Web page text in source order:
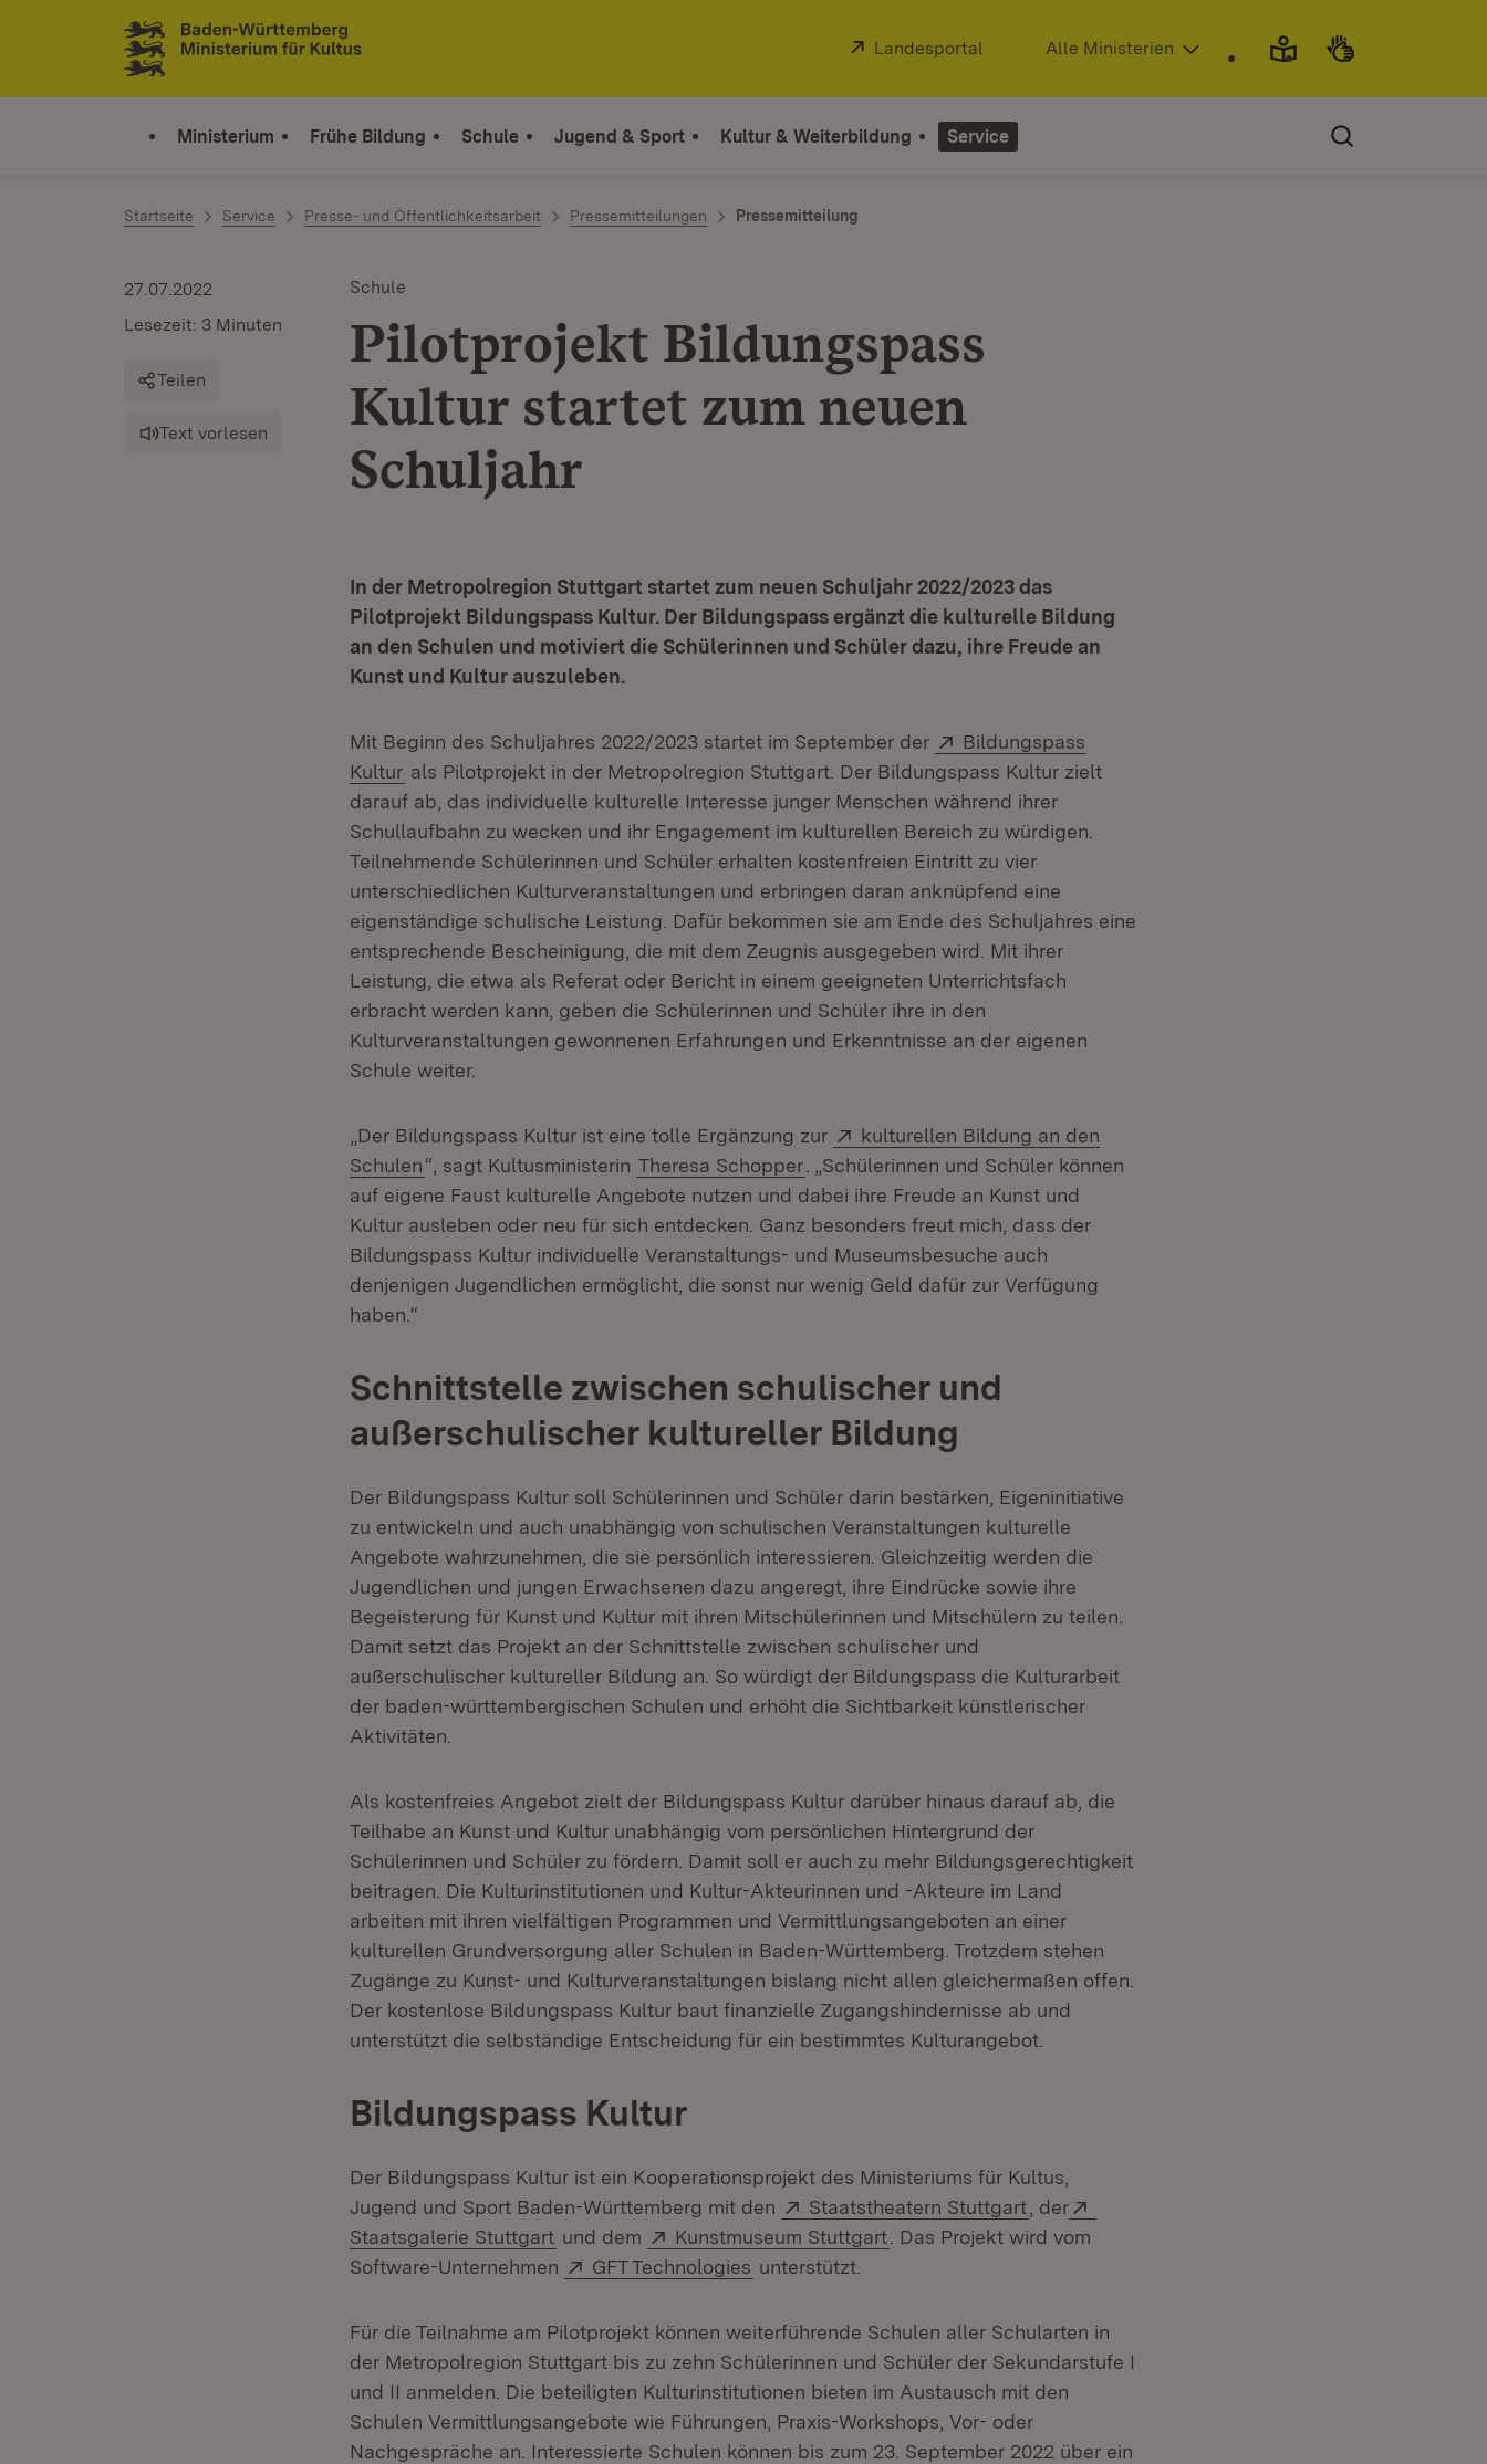
Zum Inhalt springen
Link zur Startseite
Extern:
Landesportal (Öffnet in neuem Fenster)
Alle Ministerien
Ministerium Frühe Bildung Schule Jugend & Sport Kultur & Weiterbildung Service
Startseite Service Presse- und Öffentlichkeitsarbeit Pressemitteilungen Pressemitteilung
Schule
Pilotprojekt Bildungspass
Kultur startet zum neuen
Schuljahr
27.07.2022
Lesezeit: 3 Minuten
Teilen
Text vorlesen
In der Metropolregion Stuttgart startet zum neuen Schuljahr 2022/2023 das
Pilotprojekt Bildungspass Kultur. Der Bildungspass ergänzt die kulturelle Bildung
an den Schulen und motiviert die Schülerinnen und Schüler dazu, ihre Freude an
Kunst und Kultur auszuleben.
Mit Beginn des Schuljahres 2022/2023 startet im September der Extern:
Bildungspass
Kultur (Öffnet in neuem Fenster)
als Pilotprojekt in der Metropolregion Stuttgart. Der Bildungspass Kultur zielt
darauf ab, das individuelle kulturelle Interesse junger Menschen während ihrer
Schullaufbahn zu wecken und ihr Engagement im kulturellen Bereich zu würdigen.
Teilnehmende Schülerinnen und Schüler erhalten kostenfreien Eintritt zu vier
unterschiedlichen Kulturveranstaltungen und erbringen daran anknüpfend eine
eigenständige schulische Leistung. Dafür bekommen sie am Ende des Schuljahres eine
entsprechende Bescheinigung, die mit dem Zeugnis ausgegeben wird. Mit ihrer
Leistung, die etwa als Referat oder Bericht in einem geeigneten Unterrichtsfach
erbracht werden kann, geben die Schülerinnen und Schüler ihre in den
Kulturveranstaltungen gewonnenen Erfahrungen und Erkenntnisse an der eigenen
Schule weiter.
„Der Bildungspass Kultur ist eine tolle Ergänzung zur Extern:
kulturellen Bildung an den
Schulen(Öffnet in neuem Fenster)
“, sagt Kultusministerin Theresa Schopper . „Schülerinnen und Schüler können
auf eigene Faust kulturelle Angebote nutzen und dabei ihre Freude an Kunst und
Kultur ausleben oder neu für sich entdecken. Ganz besonders freut mich, dass der
Bildungspass Kultur individuelle Veranstaltungs- und Museumsbesuche auch
denjenigen Jugendlichen ermöglicht, die sonst nur wenig Geld dafür zur Verfügung
haben.“
Schnittstelle zwischen schulischer und
außerschulischer kultureller Bildung
Der Bildungspass Kultur soll Schülerinnen und Schüler darin bestärken, Eigeninitiative
zu entwickeln und auch unabhängig von schulischen Veranstaltungen kulturelle
Angebote wahrzunehmen, die sie persönlich interessieren. Gleichzeitig werden die
Jugendlichen und jungen Erwachsenen dazu angeregt, ihre Eindrücke sowie ihre
Begeisterung für Kunst und Kultur mit ihren Mitschülerinnen und Mitschülern zu teilen.
Damit setzt das Projekt an der Schnittstelle zwischen schulischer und
außerschulischer kultureller Bildung an. So würdigt der Bildungspass die Kulturarbeit
der baden-württembergischen Schulen und erhöht die Sichtbarkeit künstlerischer
Aktivitäten.
Als kostenfreies Angebot zielt der Bildungspass Kultur darüber hinaus darauf ab, die
Teilhabe an Kunst und Kultur unabhängig vom persönlichen Hintergrund der
Schülerinnen und Schüler zu fördern. Damit soll er auch zu mehr Bildungsgerechtigkeit
beitragen. Die Kulturinstitutionen und Kultur-Akteurinnen und -Akteure im Land
arbeiten mit ihren vielfältigen Programmen und Vermittlungsangeboten an einer
kulturellen Grundversorgung aller Schulen in Baden-Württemberg. Trotzdem stehen
Zugänge zu Kunst- und Kulturveranstaltungen bislang nicht allen gleichermaßen offen.
Der kostenlose Bildungspass Kultur baut finanzielle Zugangshindernisse ab und
unterstützt die selbständige Entscheidung für ein bestimmtes Kulturangebot.
Bildungspass Kultur
Der Bildungspass Kultur ist ein Kooperationsprojekt des Ministeriums für Kultus,
Jugend und Sport Baden-Württemberg mit den
Extern:
Staatstheatern Stuttgart (Öffnet in neuem Fenster)
, der
Staatsgalerie Stuttgart (Öffnet in neuem Fenster)
und dem Extern:
Kunstmuseum Stuttgart (Öffnet in neuem Fenster)
. Das Projekt wird vom
Software-Unternehmen
Extern:
GFT Technologies (Öffnet in neuem Fenster)
unterstützt.
Für die Teilnahme am Pilotprojekt können weiterführende Schulen aller Schularten in
der Metropolregion Stuttgart bis zu zehn Schülerinnen und Schüler der Sekundarstufe I
und II anmelden. Die beteiligten Kulturinstitutionen bieten im Austausch mit den
Schulen Vermittlungsangebote wie Führungen, Praxis-Workshops, Vor- oder
Nachgespräche an. Interessierte Schulen können bis zum 23. September 2022 über ein